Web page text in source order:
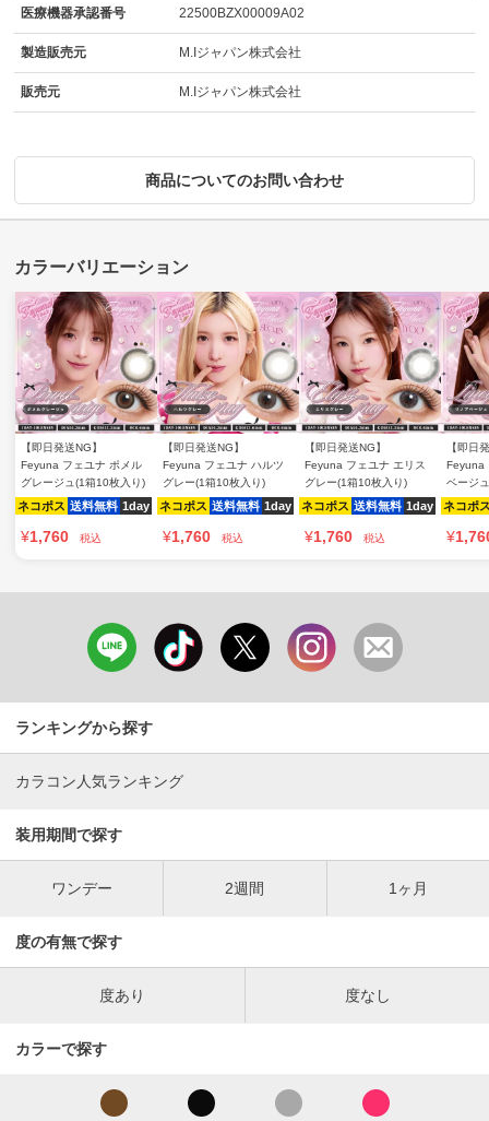
医療機器承認番号 22500BZX00009A02
製造販売元 M.Iジャパン株式会社
販売元 M.Iジャパン株式会社
商品についてのお問い合わせ
【即日発送NG】
Feyuna フェユナ ポメル
グレージュ(1箱10枚入り)
ネコポス 送料無料 1day
¥1,760 税込
【即日発送NG】
Feyuna フェユナ ハルツ
グレー(1箱10枚入り)
ネコポス 送料無料 1day
¥1,760 税込
【即日発送NG】
Feyuna フェユナ エリス
グレー(1箱10枚入り)
ネコポス 送料無料 1day
¥1,760 税込
【即日
Feyuna
ベージ
ネコポ
¥
ランキングから探す
カラコン人気ランキング
装用期間で探す
ワンデー 2週間 1ヶ月
度の有無で探す
度あり 度なし
カラーで探す